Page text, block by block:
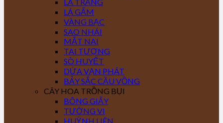
LÁ GẤM
VÀNG BẠC
SAO NHÁI
MẮT NAI
TAI TƯỢNG
SÒ HUYẾT
DỨA VẠN PHÁT
BẢY SẮC CẦU VỒNG
CÂY HOA TRỒNG BỤI
BÔNG GIẤY
TƯỜNG VI
HUỲNH LIÊN